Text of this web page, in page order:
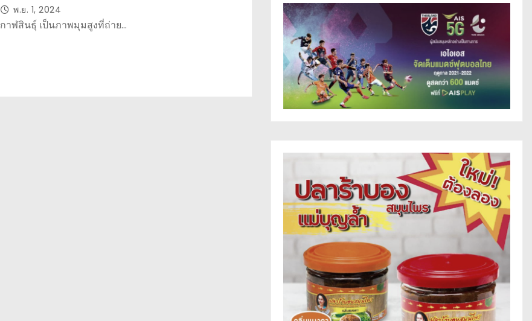
พ.ย. 1, 2024
กาฬสินธุ์ เป็นภาพมุมสูงที่ถ่าย…